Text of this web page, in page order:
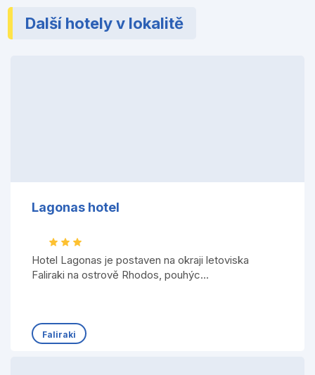
Další hotely v lokalitě
Lagonas hotel
Hotel Lagonas je postaven na okraji letoviska
Faliraki na ostrově Rhodos, pouhýc...
Faliraki